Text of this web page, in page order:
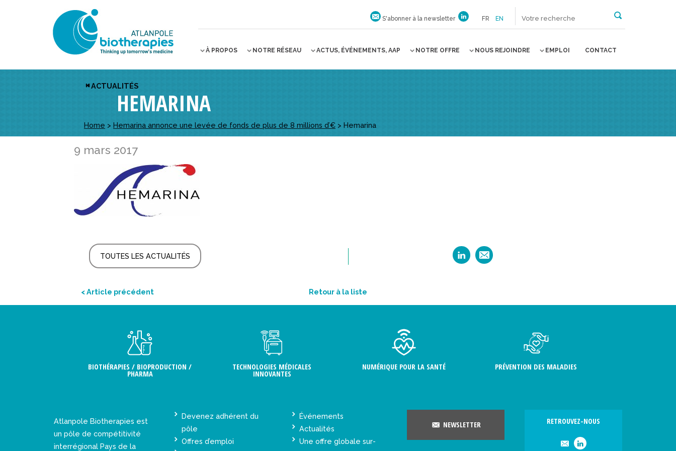
S'abonner à la newsletter FR EN
À PROPOS NOTRE RÉSEAU ACTUS, ÉVÉNEMENTS, AAP NOTRE OFFRE NOUS REJOINDRE EMPLOI CONTACT
ACTUALITÉS
HEMARINA
Home > Hemarina annonce une levée de fonds de plus de 8 millions d’€ > Hemarina
9 mars 2017
TOUTES LES ACTUALITÉS
< Article précédent Retour à la liste
BIOTHÉRAPIES / BIOPRODUCTION /
PHARMA
TECHNOLOGIES MÉDICALES
INNOVANTES
NUMÉRIQUE POUR LA SANTÉ PRÉVENTION DES MALADIES
Atlanpole Biotherapies est
un pôle de compétitivité
interrégional Pays de la
Devenez adhérent du
pôle
Offres d’emploi
Événements
Actualités
Une offre globale sur-
NEWSLETTER RETROUVEZ-NOUS